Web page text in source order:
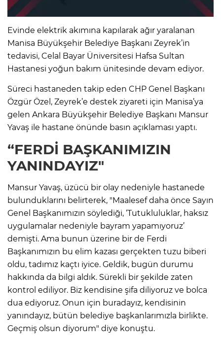
Evinde elektrik akımına kapılarak ağır yaralanan
Manisa Büyükşehir Belediye Başkanı Zeyrek’in
tedavisi, Celal Bayar Üniversitesi Hafsa Sultan
Hastanesi yoğun bakım ünitesinde devam ediyor.
Süreci hastaneden takip eden CHP Genel Başkanı
Özgür Özel, Zeyrek’e destek ziyareti için Manisa’ya
gelen Ankara Büyükşehir Belediye Başkanı Mansur
Yavaş ile hastane önünde basın açıklaması yaptı.
“FERDİ BAŞKANIMIZIN
YANINDAYIZ"
Mansur Yavaş, üzücü bir olay nedeniyle hastanede
bulunduklarını belirterek, "Maalesef daha önce Sayın
Genel Başkanımızın söylediği, ‘Tutukluluklar, haksız
uygulamalar nedeniyle bayram yapamıyoruz’
demişti. Ama bunun üzerine bir de Ferdi
Başkanımızın bu elim kazası gerçekten tuzu biberi
oldu, tadımız kaçtı iyice. Geldik, bugün durumu
hakkında da bilgi aldık. Sürekli bir şekilde zaten
kontrol ediliyor. Biz kendisine şifa diliyoruz ve bolca
dua ediyoruz. Onun için buradayız, kendisinin
yanındayız, bütün belediye başkanlarımızla birlikte.
Geçmiş olsun diyorum" diye konuştu.